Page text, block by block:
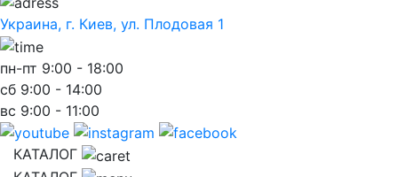
Украина, г. Киев, ул. Плодовая 1
пн-пт 9:00 - 18:00
сб 9:00 - 14:00
вс 9:00 - 11:00
КАТАЛОГ